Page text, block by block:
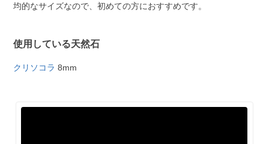
均的なサイズなので、初めての方におすすめです。
使用している天然石
クリソコラ 8mm